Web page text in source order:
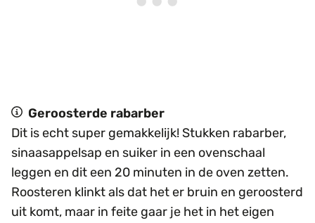
Geroosterde rabarber
Dit is echt super gemakkelijk! Stukken rabarber,
sinaasappelsap en suiker in een ovenschaal
leggen en dit een 20 minuten in de oven zetten.
Roosteren klinkt als dat het er bruin en geroosterd
uit komt, maar in feite gaar je het in het eigen